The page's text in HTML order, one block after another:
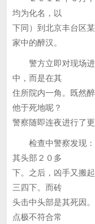
均为化名，以
下同）到北京丰台区
家中的醉汉。
警方立即对现场进
中，而是在其
住所院内一角。既然
他于死地呢？
警察随即连夜进行了
检查中警察发现：
其头部２０多
下。之后，凶手又搬
三四下。而砖
头击中头部是其死因
点极不符合常